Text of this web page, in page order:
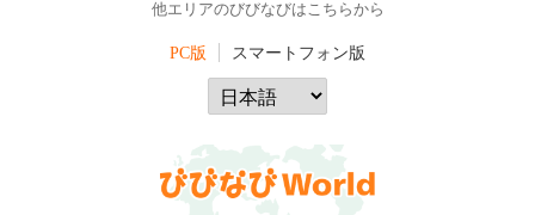
他エリアのびびなびはこちらから
PC版 スマートフォン版